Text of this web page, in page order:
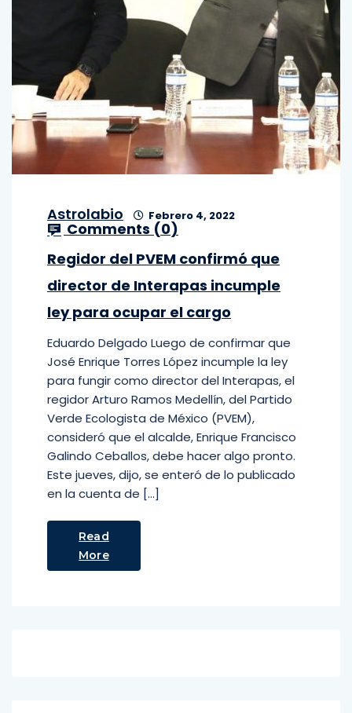
Astrolabio Febrero 4, 2022
Comments (0)
Regidor del PVEM confirmó que
director de Interapas incumple
ley para ocupar el cargo
Eduardo Delgado Luego de confirmar que
José Enrique Torres López incumple la ley
para fungir como director del Interapas, el
regidor Arturo Ramos Medellín, del Partido
Verde Ecologista de México (PVEM),
consideró que el alcalde, Enrique Francisco
Galindo Ceballos, debe hacer algo pronto.
Este jueves, dijo, se enteró de lo publicado
en la cuenta de […]
Read
More